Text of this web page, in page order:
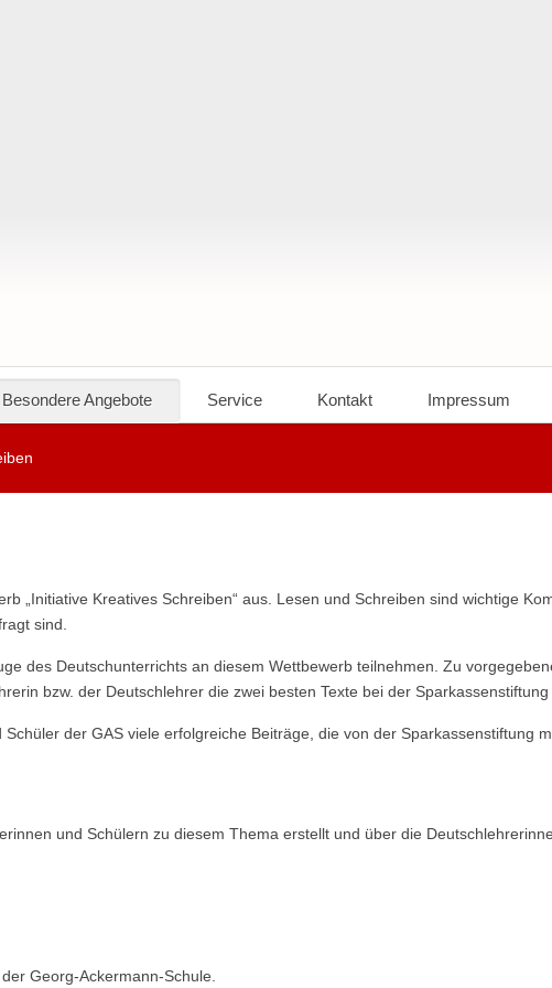
Besondere Angebote Service Kontakt Impressum
„Initiative Kreatives Schreiben“ aus. Lesen und Schreiben sind wichtige
sind.
des Deutschunterrichts an diesem Wettbewerb teilnehmen. Zu
bzw. der Deutschlehrer die zwei besten Texte bei der Sparkassenstiftung
der GAS viele erfolgreiche Beiträge, die von der Sparkassenstiftung
und Schülern zu diesem Thema erstellt und über die
Georg-Ackermann-Schule.